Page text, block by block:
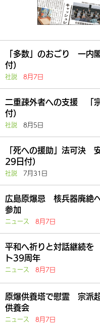
「多数」のおごり 一内
付）
社説 8月7日
二重疎外者への支援 「
付）
社説 8月5日
「死への援助」法可決
29日付）
社説 7月31日
広島原爆忌 核兵器廃絶
参加
ニュース 8月7日
平和へ祈りと対話継続を
ト39周年
ニュース 8月7日
原爆供養塔で慰霊 宗派
供養会
ニュース 8月7日